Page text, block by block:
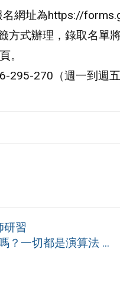
網址為https://
方式辦理，錄取名單
。
295-270（週一到週
研習
？一切都是演算法 ...